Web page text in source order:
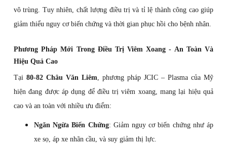
vô trùng. Tuy nhiên, chất lượng điều trị và tỉ lệ thành công cao giúp
giảm thiểu nguy cơ biến chứng và thời gian phục hồi cho bệnh nhân.
Phương Pháp Mới Trong Điều Trị Viêm Xoang - An Toàn Và
Hiệu Quả Cao
Tại 80-82 Châu Văn Liêm, phương pháp JCIC – Plasma của Mỹ
hiện đang được áp dụng để điều trị viêm xoang, mang lại hiệu quả
cao và an toàn với nhiều ưu điểm:
Ngăn Ngừa Biến Chứng: Giảm nguy cơ biến chứng như áp
xe sọ, áp xe nhãn cầu, và suy giảm thị lực.